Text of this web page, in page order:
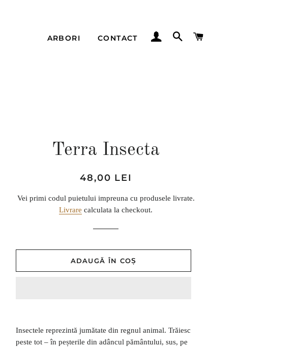
ARBORI CONTACT AUTENTIFICARE
CĂUTARE
Terra Insecta
Preț
Preț
vânzare
48,00 LEI
Vei primi codul puietului impreuna cu produsele livrate.
Livrare calculata la checkout.
ADAUGĂ ÎN COȘ
Insectele reprezintă jumătate din regnul animal. Trăiesc
peste tot – în peșterile din adâncul pământului, sus, pe